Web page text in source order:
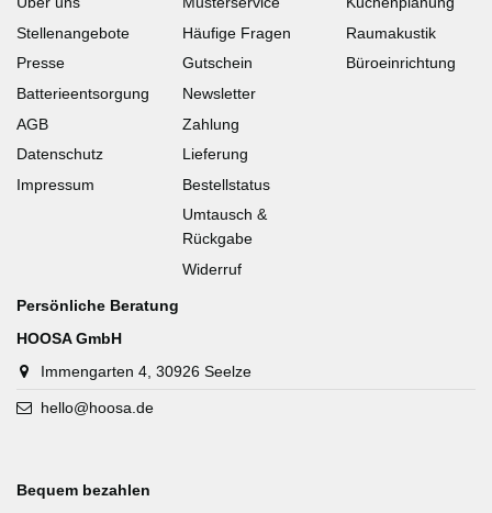
Stellenangebote
Presse
Batterieentsorgung
AGB
Datenschutz
Impressum
Häufige Fragen
Gutschein
Newsletter
Zahlung
Lieferung
Bestellstatus
Umtausch &
Rückgabe
Widerruf
Raumakustik
Büroeinrichtung
Persönliche Beratung
HOOSA GmbH
Immengarten 4, 30926 Seelze
hello@hoosa.de
Bequem bezahlen